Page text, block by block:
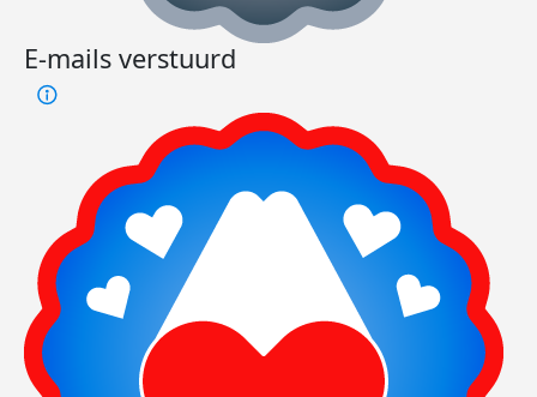
E-mails verstuurd